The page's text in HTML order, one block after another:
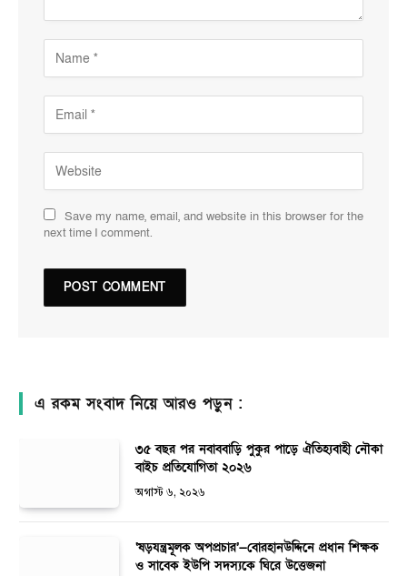
Save my name, email, and website in this browser for the
next time I comment.
এ রকম সংবাদ নিয়ে আরও পড়ুন :
৩৫ বছর পর নবাববাড়ি পুকুর পাড়ে ঐতিহ্যবাহী নৌকা
বাইচ প্রতিযোগিতা ২০২৬
অগাস্ট ৬, ২০২৬
‘ষড়যন্ত্রমূলক অপপ্রচার’—বোরহানউদ্দিনে প্রধান শিক্ষক
ও সাবেক ইউপি সদস্যকে ঘিরে উত্তেজনা